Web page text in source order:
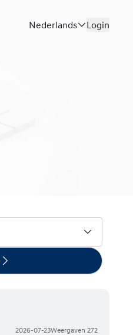
Nederlands Login
2026-07-23Weergaven 272